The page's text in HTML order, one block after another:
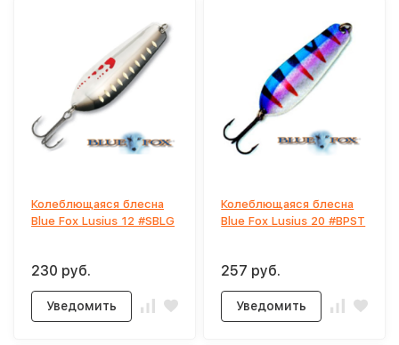
Колеблющаяся блесна
Blue Fox Lusius 12 #SBLG
230 руб.
Уведомить
Колеблющаяся блесна
Blue Fox Lusius 20 #BPST
257 руб.
Уведомить